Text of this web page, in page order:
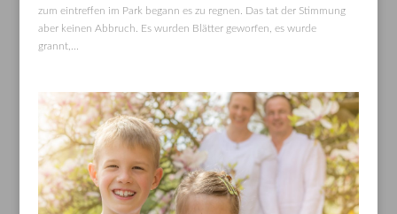
zum eintreffen im Park begann es zu regnen. Das tat der Stimmung
aber keinen Abbruch. Es wurden Blätter geworfen, es wurde
grannt,...